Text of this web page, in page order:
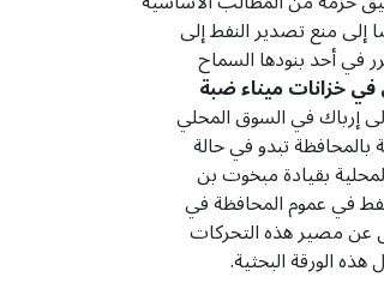
منع تصدير النفط إلى
في أحد بنودها السماح
في خزانات ميناء ضبة
إرباك في السوق المحلي
تبدو في حالة
بقيادة مبخوت بن
في عموم المحافظة في
عن مصير هذه التحركات
الورقة البحثية.